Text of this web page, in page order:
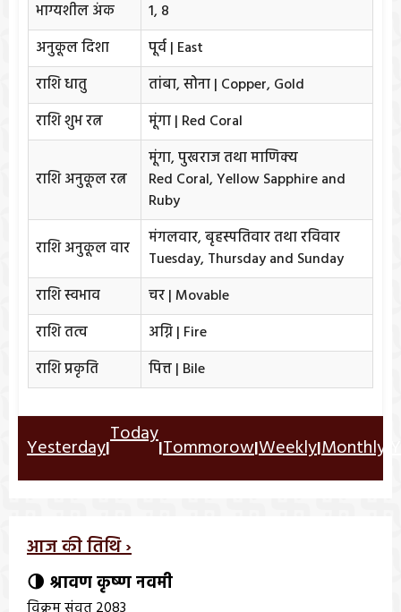
भाग्यशील अंक
1, 8
अनुकूल दिशा
पूर्व | East
राशि धातु
तांबा, सोना | Copper, Gold
राशि शुभ रत्न
मूंगा | Red Coral
राशि अनुकूल रत्न
मूंगा, पुखराज तथा माणिक्य
Red Coral, Yellow Sapphire and
Ruby
राशि अनुकूल वार
मंगलवार, बृहस्पतिवार तथा रविवार
Tuesday, Thursday and Sunday
राशि स्वभाव
चर | Movable
राशि तत्व
अग्नि | Fire
राशि प्रकृति
पित्त | Bile
Yesterday|Today|Tommorow|Weekly|Monthly
आज की तिथि ›
🌗 श्रावण कृष्ण नवमी